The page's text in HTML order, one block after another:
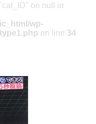
on null in
wp-
on line 34